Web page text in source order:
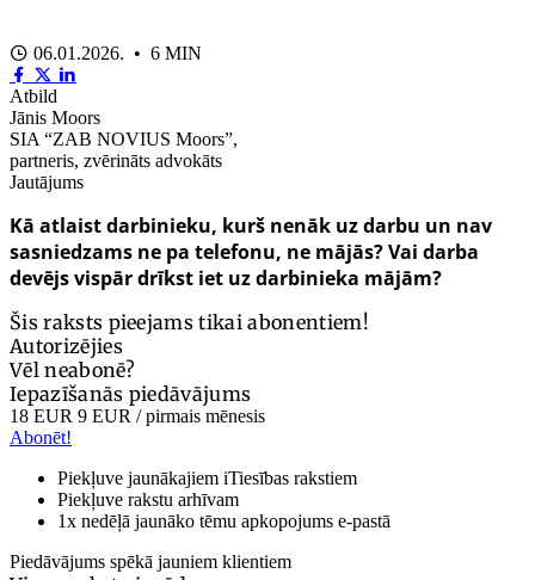
06.01.2026. • 6 MIN
Atbild
Jānis Moors
SIA “ZAB NOVIUS Moors”,
partneris, zvērināts advokāts
Jautājums
Kā atlaist darbinieku, kurš nenāk uz darbu un nav
sasniedzams ne pa telefonu, ne mājās? Vai darba
devējs vispār drīkst iet uz darbinieka mājām?
Šis raksts pieejams tikai abonentiem!
Autorizējies
Vēl neabonē?
Iepazīšanās piedāvājums
18 EUR 9 EUR / pirmais mēnesis
Abonēt!
Piekļuve jaunākajiem iTiesības rakstiem
Piekļuve rakstu arhīvam
1x nedēļā jaunāko tēmu apkopojums e-pastā
Piedāvājums spēkā jauniem klientiem